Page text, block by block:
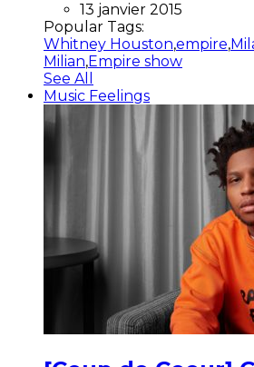
13 janvier 2015
Popular Tags:
Whitney Houston,empire,
Milian,Empire show
See All
Music Feelings